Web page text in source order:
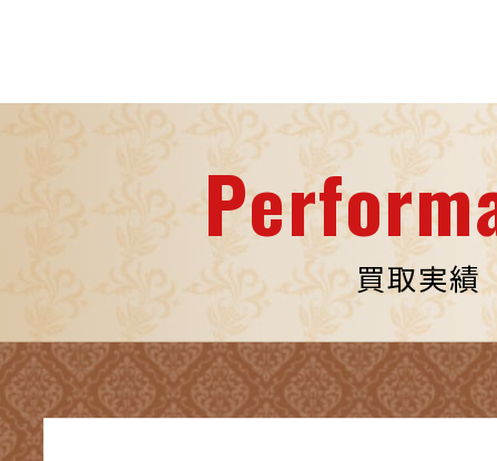
買取実績